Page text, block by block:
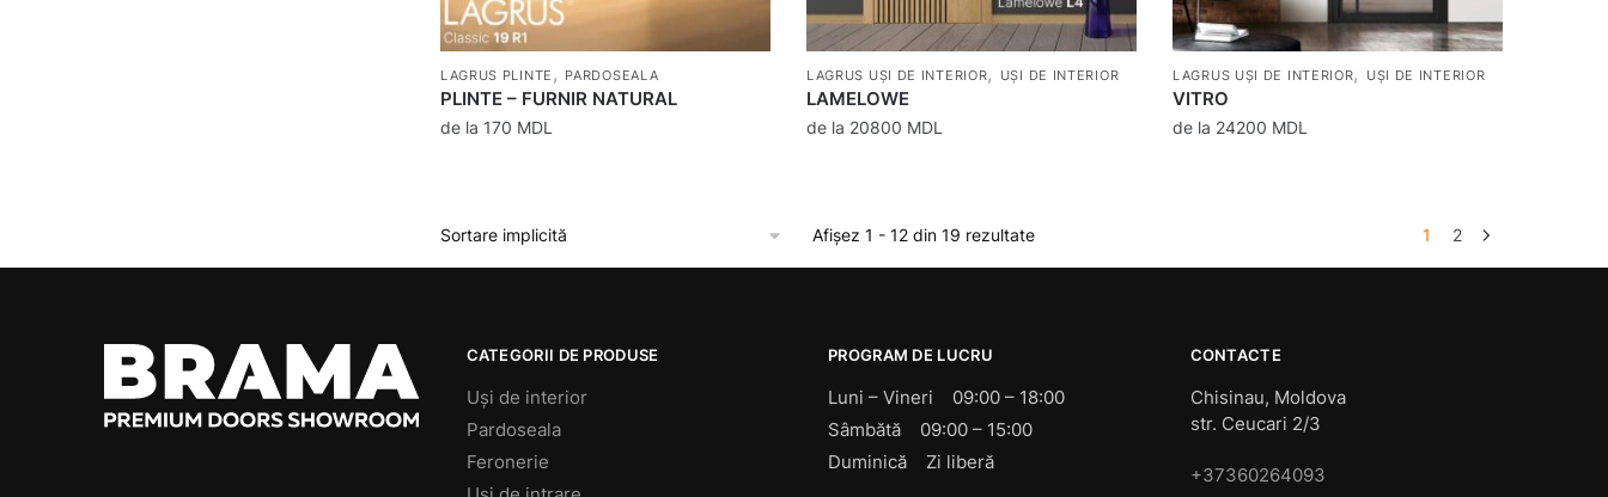
LAGRUS PLINTE , PARDOSEALA
PLINTE – FURNIR NATURAL
de la 170 MDL
LAGRUS UȘI DE INTERIOR, UȘI DE INTERIOR
LAMELOWE
de la 20800 MDL
LAGRUS UȘI DE INTERIOR, UȘI DE INTERIOR
VITRO
de la 24200 MDL
Afișez 1 - 12 din 19 rezultate 1 2
CATEGORII DE PRODUSE
Uși de interior
Pardoseala
Feronerie
PROGRAM DE LUCRU
Luni – Vineri 09:00 – 18:00
Sâmbătă 09:00 – 15:00
Duminică Zi liberă
CONTACTE
Chisinau, Moldova
str. Ceucari 2/3
+37360264093